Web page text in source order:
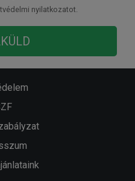
nyilatkozatot.